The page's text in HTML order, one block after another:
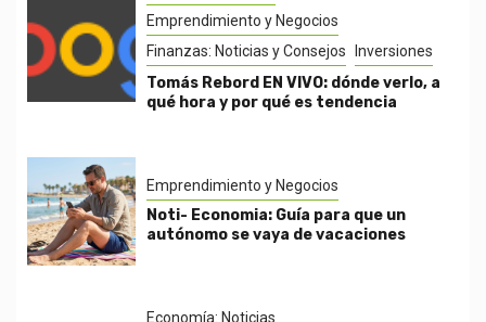
Emprendimiento y Negocios
Finanzas: Noticias y Consejos
Inversiones
Tomás Rebord EN VIVO: dónde verlo, a
qué hora y por qué es tendencia
Emprendimiento y Negocios
Noti- Economia: Guía para que un
autónomo se vaya de vacaciones
Economía: Noticias